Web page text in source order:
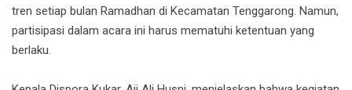
tren setiap bulan Ramadhan di Kecamatan Tenggarong. Namun,
partisipasi dalam acara ini harus mematuhi ketentuan yang
berlaku.